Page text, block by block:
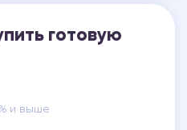
готовую
и выше